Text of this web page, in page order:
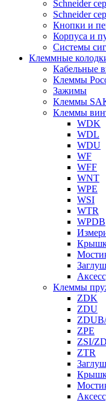
Schneider
Schneider
Кнопки и
Корпуса и
Системы
Клеммные
Кабельные
Клеммы
Зажимы
Клеммы
Клеммы
WDK
WDL
WDU
WF
WFF
WNT
WPE
WSI
WTR
WPDB
Клеммы
ZDK
ZDU
ZPE
ZSI/
ZTR